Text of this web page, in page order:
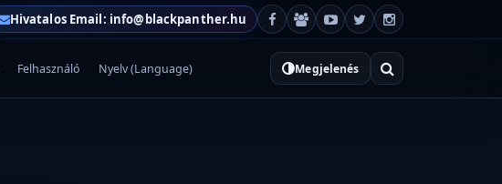
Hivatalos Email: info@blackpanther.hu
Felhasználó Nyelv (Language) Megjelenés